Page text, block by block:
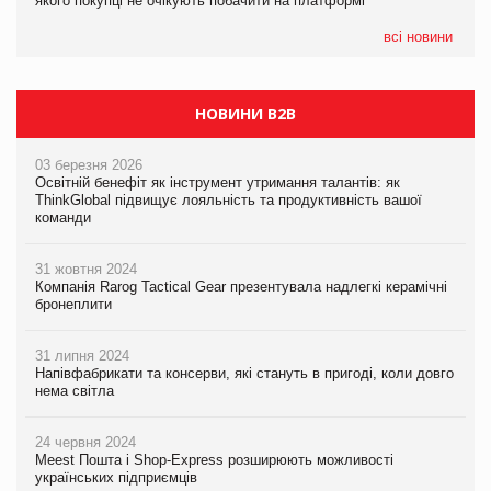
всі новини
НОВИНИ B2B
03 березня 2026
Освітній бенефіт як інструмент утримання талантів: як
ThinkGlobal підвищує лояльність та продуктивність вашої
команди
31 жовтня 2024
Компанія Rarog Tactical Gear презентувала надлегкі керамічні
бронеплити
31 липня 2024
Напівфабрикати та консерви, які стануть в пригоді, коли довго
нема світла
24 червня 2024
Meest Пошта і Shop-Express розширюють можливості
українських підприємців